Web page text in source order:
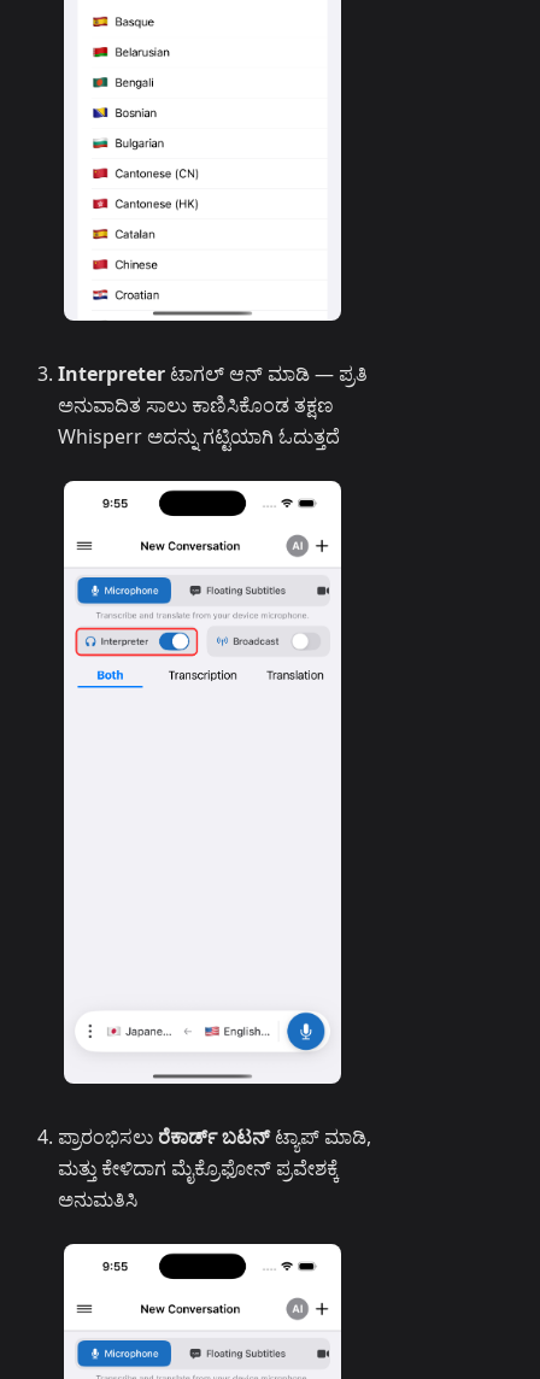
Interpreter ಟಾಗಲ್ ಆನ್ ಮಾಡಿ — ಪ್ರತಿ
ಅನುವಾದಿತ ಸಾಲು ಕಾಣಿಸಿಕೊಂಡ ತಕ್ಷಣ
Whisperr ಅದನ್ನು ಗಟ್ಟಿಯಾಗಿ ಓದುತ್ತದೆ
ಪ್ರಾರಂಭಿಸಲು ರೆಕಾರ್ಡ್ ಬಟನ್ಟ್ಯಾಪ್ ಮಾಡಿ,
ಮತ್ತು ಕೇಳಿದಾಗ ಮೈಕ್ರೊಫೋನ್ ಪ್ರವೇಶಕ್ಕೆ
ಅನುಮತಿಸಿ